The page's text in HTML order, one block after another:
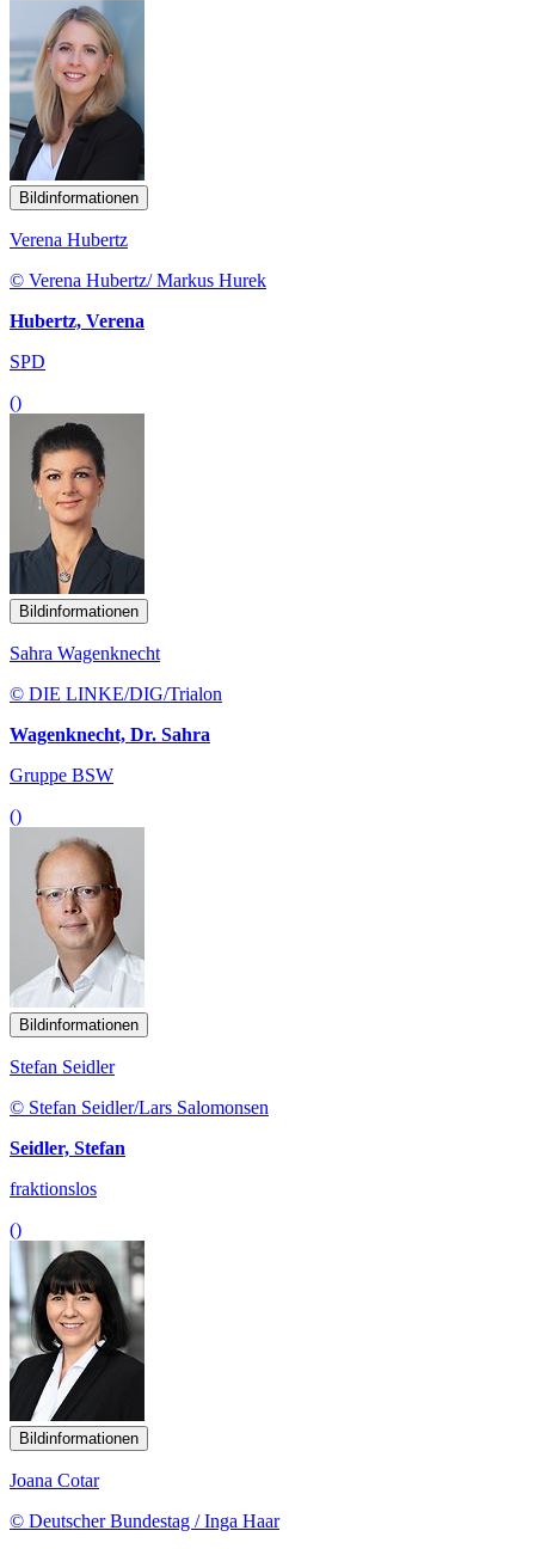
Bildinformationen
Verena Hubertz
© Verena Hubertz/ Markus Hurek
Hubertz, Verena
SPD
()
Bildinformationen
Sahra Wagenknecht
© DIE LINKE/DIG/Trialon
Wagenknecht, Dr. Sahra
Gruppe BSW
()
Bildinformationen
Stefan Seidler
© Stefan Seidler/Lars Salomonsen
Seidler, Stefan
fraktionslos
()
Bildinformationen
Joana Cotar
© Deutscher Bundestag / Inga Haar